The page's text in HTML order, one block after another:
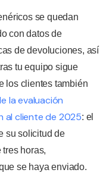
se quedan
con datos de
de devoluciones, así
tu equipo sigue
los clientes también
la evaluación
al cliente de 2025: el
su solicitud de
horas,
se haya enviado.